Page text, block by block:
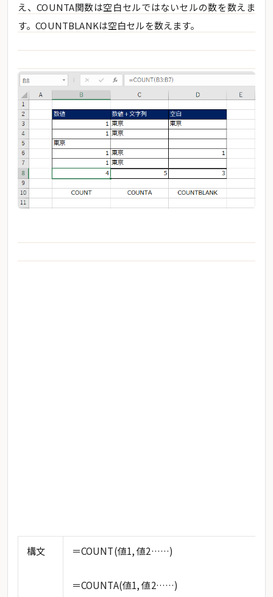
え、COUNTA関数は空白セルではないセルの数を数えま
す。COUNTBLANKは空白セルを数えます。
構文 ＝COUNT(値1, 値2……)
＝COUNTA(値1, 値2……)